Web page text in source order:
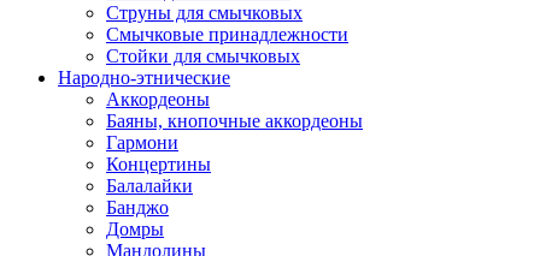
Струны для смычковых
Смычковые принадлежности
Стойки для смычковых
Народно-этнические
Аккордеоны
Баяны, кнопочные аккордеоны
Гармони
Концертины
Балалайки
Банджо
Домры
Мандолины